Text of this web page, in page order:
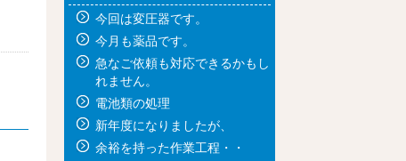
今回は変圧器です。
今月も薬品です。
急なご依頼も対応できるかもし
れません。
電池類の処理
新年度になりましたが、
余裕を持った作業工程・・